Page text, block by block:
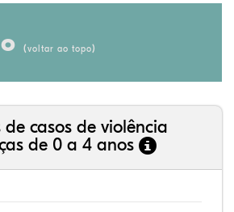
(voltar ao topo)
de casos de violência
de 0 a 4 anos